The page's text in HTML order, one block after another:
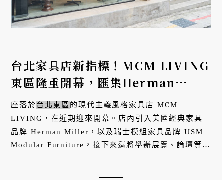
台北家具店新指標！MCM LIVING
東區隆重開幕，匯集Herman
Miller、USM等現代經典設計
座落於台北東區 的現代主義風格家具店 MCM
LIVING，在近期迎來開幕。店內引入美國經典家具
品牌 Herman Miller，以及瑞士模組家具品牌 USM
Modular Furniture，接下來還將舉辦展覽、論壇等精